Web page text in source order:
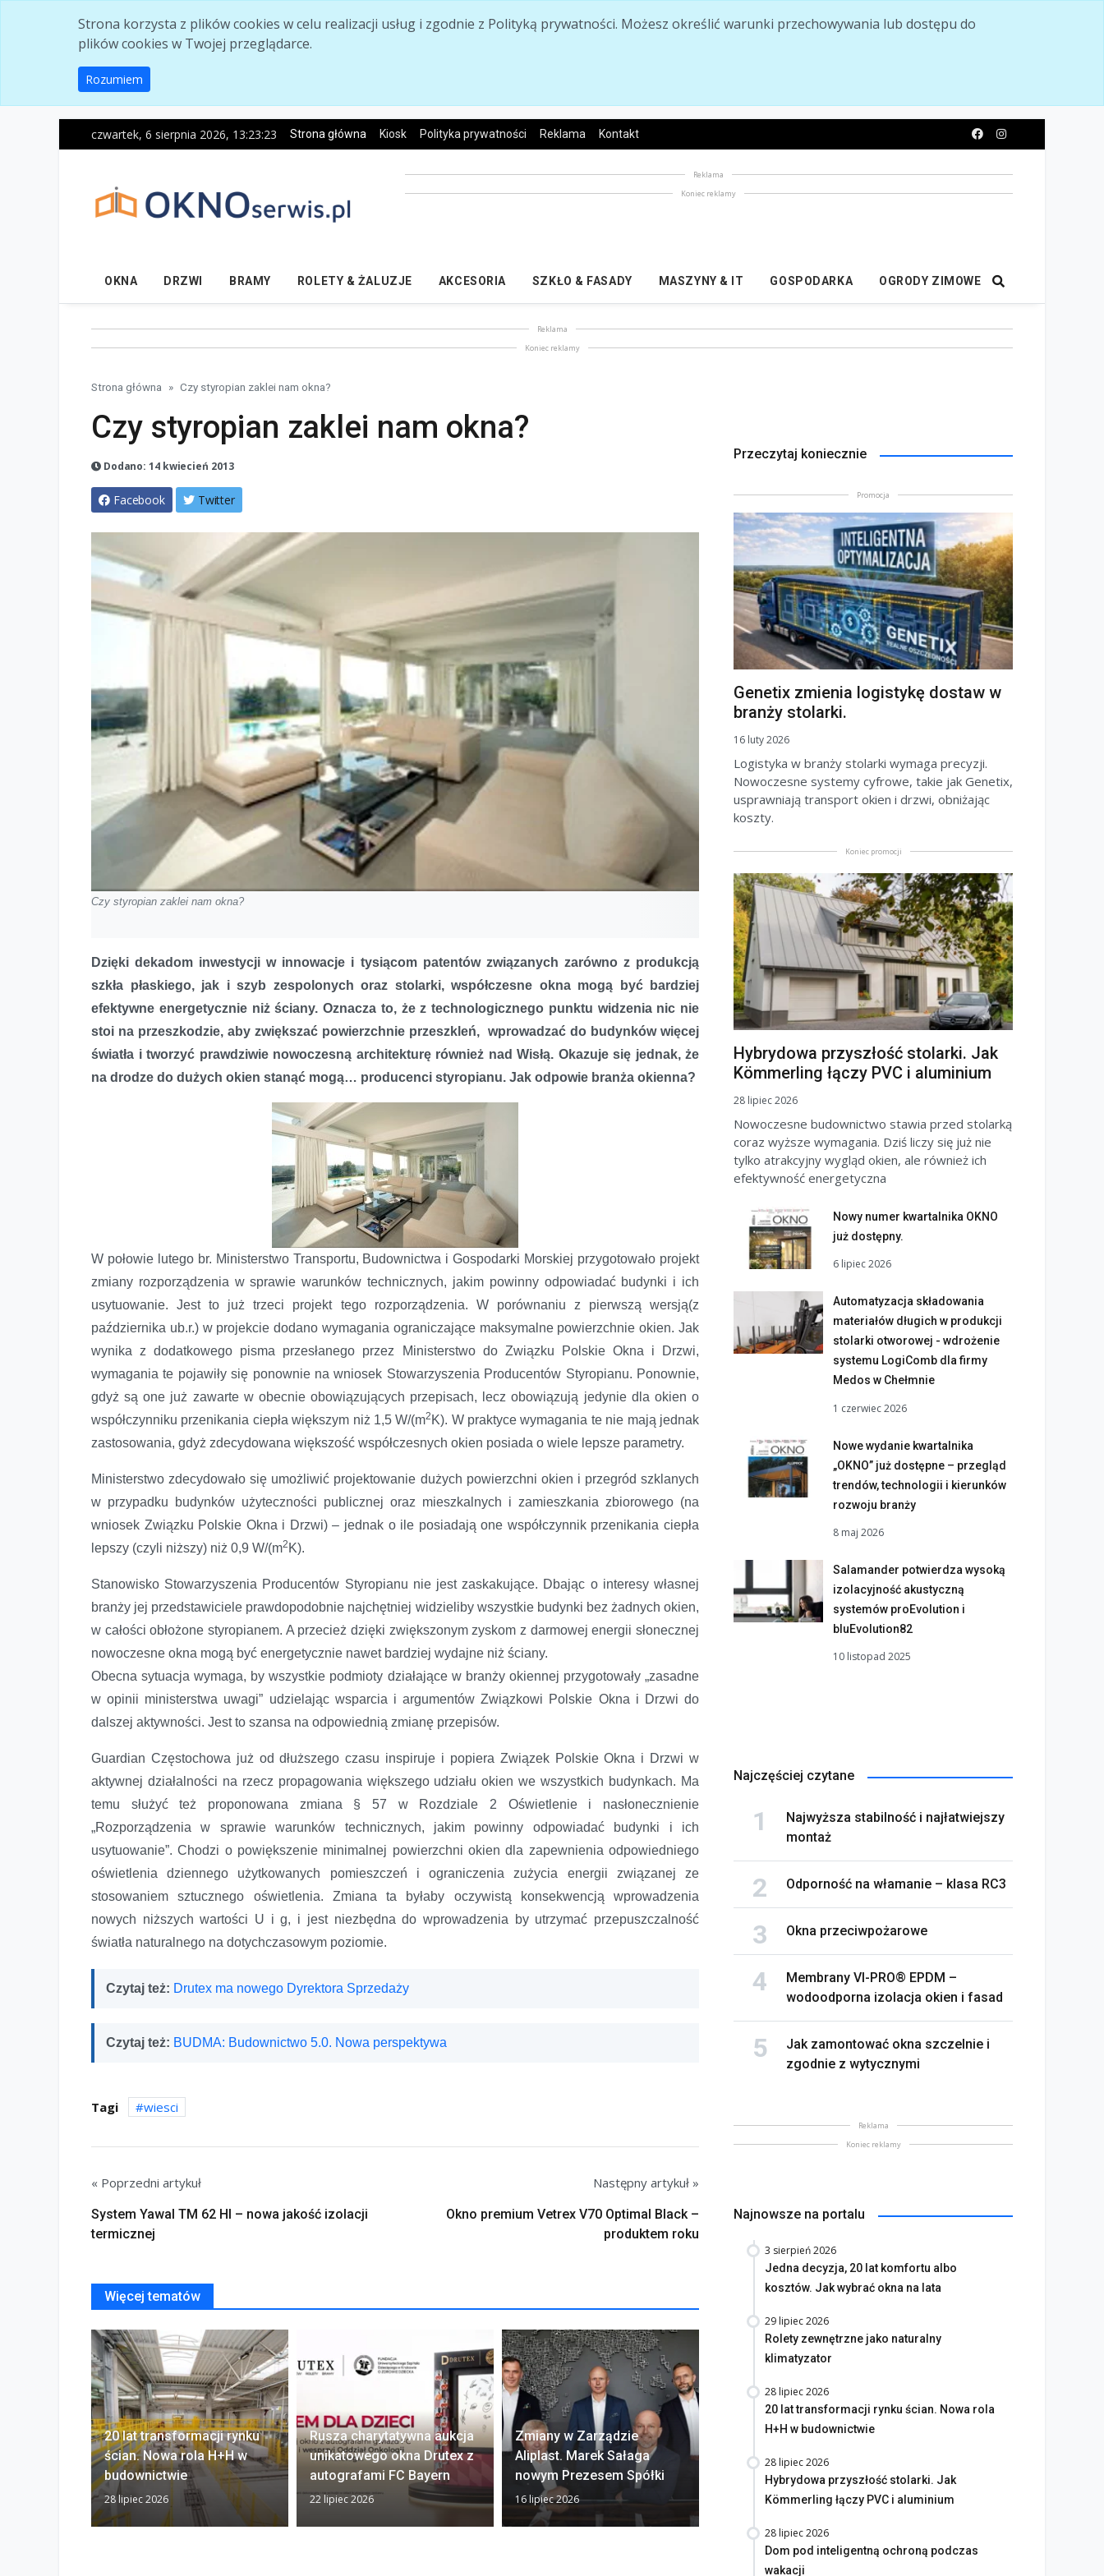
Strona korzysta z plików cookies w celu realizacji usług i zgodnie z Polityką prywatności. Możesz określić warunki przechowywania lub dostępu do
plików cookies w Twojej przeglądarce.
Rozumiem
czwartek, 6 sierpnia 2026, 13:23:24 Strona główna Kiosk Polityka prywatności Reklama Kontakt
Reklama
Koniec reklamy
OKNA DRZWI BRAMY ROLETY & ŻALUZJE AKCESORIA SZKŁO & FASADY MASZYNY & IT GOSPODARKA OGRODY ZIMOWE
Reklama
Koniec reklamy
Strona główna Czy styropian zaklei nam okna?
Czy styropian zaklei nam okna?
Dodano: 14 kwiecień 2013
Facebook Twitter
Czy styropian zaklei nam okna?
Dzięki dekadom inwestycji w innowacje i tysiącom patentów związanych zarówno z produkcją
szkła płaskiego, jak i szyb zespolonych oraz stolarki, współczesne okna mogą być bardziej
efektywne energetycznie niż ściany. Oznacza to, że z technologicznego punktu widzenia nic nie
stoi na przeszkodzie, aby zwiększać powierzchnie przeszkleń, wprowadzać do budynków więcej
światła i tworzyć prawdziwie nowoczesną architekturę również nad Wisłą. Okazuje się jednak, że
na drodze do dużych okien stanąć mogą… producenci styropianu. Jak odpowie branża okienna?
W połowie lutego br. Ministerstwo Transportu, Budownictwa i Gospodarki Morskiej przygotowało projekt
zmiany rozporządzenia w sprawie warunków technicznych, jakim powinny odpowiadać budynki i ich
usytuowanie. Jest to już trzeci projekt tego rozporządzenia. W porównaniu z pierwszą wersją(z
października ub.r.) w projekcie dodano wymagania ograniczające maksymalne powierzchnie okien. Jak
wynika z dodatkowego pisma przesłanego przez Ministerstwo do Związku Polskie Okna i Drzwi,
wymagania te pojawiły się ponownie na wniosek Stowarzyszenia Producentów Styropianu. Ponownie,
gdyż są one już zawarte w obecnie obowiązujących przepisach, lecz obowiązują jedynie dla okien o
współczynniku przenikania ciepła większym niż 1,5 W/(m2 K). W praktyce wymagania te nie mają jednak
zastosowania, gdyż zdecydowana większość współczesnych okien posiada o wiele lepsze parametry.
Ministerstwo zdecydowało się umożliwić projektowanie dużych powierzchni okien i przegród szklanych
w przypadku budynków użyteczności publicznej oraz mieszkalnych i zamieszkania zbiorowego (na
wniosek Związku Polskie Okna i Drzwi) – jednak o ile posiadają one współczynnik przenikania ciepła
lepszy (czyli niższy) niż 0,9 W/(m2 K).
Stanowisko Stowarzyszenia Producentów Styropianu nie jest zaskakujące. Dbając o interesy własnej
branży jej przedstawiciele prawdopodobnie najchętniej widzieliby wszystkie budynki bez żadnych okien,
w całości obłożone styropianem. A przecież dzięki zwiększonym zyskom z darmowej energii słonecznej
nowoczesne okna mogą być energetycznie nawet bardziej wydajne niż ściany.
Obecna sytuacja wymaga, by wszystkie podmioty działające w branży okiennej przygotowały „zasadne
w opinii ministerstwa uwagi” udzielając wsparcia i argumentów Związkowi Polskie Okna i Drzwi do
dalszej aktywności. Jest to szansa na odpowiednią zmianę przepisów.
Guardian Częstochowa już od dłuższego czasu inspiruje i popiera Związek Polskie Okna i Drzwi w
aktywnej działalności na rzecz propagowania większego udziału okien we wszystkich budynkach. Ma
temu służyć też proponowana zmiana § 57 w Rozdziale 2 Oświetlenie i nasłonecznienie
„Rozporządzenia w sprawie warunków technicznych, jakim powinny odpowiadać budynki i ich
usytuowanie”. Chodzi o powiększenie minimalnej powierzchni okien dla zapewnienia odpowiedniego
oświetlenia dziennego użytkowanych pomieszczeń i ograniczenia zużycia energii związanej ze
stosowaniem sztucznego oświetlenia. Zmiana ta byłaby oczywistą konsekwencją wprowadzenia
nowych niższych wartości U i g, i jest niezbędna do wprowadzenia by utrzymać przepuszczalność
światła naturalnego na dotychczasowym poziomie.
Czytaj też: Drutex ma nowego Dyrektora Sprzedaży
Czytaj też: BUDMA: Budownictwo 5.0. Nowa perspektywa
Tagi wiesci
« Poprzedni artykuł
System Yawal TM 62 HI – nowa jakość izolacji
termicznej
Następny artykuł »
Okno premium Vetrex V70 Optimal Black –
produktem roku
Więcej tematów
20 lat transformacji rynku
ścian. Nowa rola H+H w
budownictwie
28 lipiec 2026
Rusza charytatywna aukcja
unikatowego okna Drutex z
autografami FC Bayern
22 lipiec 2026
Zmiany w Zarządzie
Aliplast. Marek Sałaga
nowym Prezesem Spółki
16 lipiec 2026
Okna bez tajemnic. Na co
zwrócić uwagę przed
zakupem
13 lipiec 2026
nowy film wizerunkowy
13 lipiec 2026
Przeczytaj koniecznie
Promocja
Genetix zmienia logistykę dostaw w
branży stolarki.
16 luty 2026
Logistyka w branży stolarki wymaga precyzji.
Nowoczesne systemy cyfrowe, takie jak Genetix,
usprawniają transport okien i drzwi, obniżając
koszty.
Koniec promocji
Hybrydowa przyszłość stolarki. Jak
Kömmerling łączy PVC i aluminium
28 lipiec 2026
Nowoczesne budownictwo stawia przed stolarką
coraz wyższe wymagania. Dziś liczy się już nie
tylko atrakcyjny wygląd okien, ale również ich
efektywność energetyczna
Nowy numer kwartalnika OKNO
już dostępny.
6 lipiec 2026
Automatyzacja składowania
materiałów długich w produkcji
stolarki otworowej - wdrożenie
systemu LogiComb dla firmy
Medos w Chełmnie
1 czerwiec 2026
Nowe wydanie kwartalnika
„OKNO” już dostępne – przegląd
trendów, technologii i kierunków
rozwoju branży
8 maj 2026
Salamander potwierdza wysoką
izolacyjność akustyczną
systemów proEvolution i
bluEvolution82
10 listopad 2025
Najczęściej czytane
Najwyższa stabilność i najłatwiejszy
montaż
Odporność na włamanie – klasa RC3
Okna przeciwpożarowe
Membrany VI-PRO® EPDM –
wodoodporna izolacja okien i fasad
Jak zamontować okna szczelnie i
zgodnie z wytycznymi
Reklama
Koniec reklamy
Najnowsze na portalu
3 sierpień 2026
Jedna decyzja, 20 lat komfortu albo
kosztów. Jak wybrać okna na lata
29 lipiec 2026
Rolety zewnętrzne jako naturalny
klimatyzator
28 lipiec 2026
20 lat transformacji rynku ścian. Nowa rola
H+H w budownictwie
28 lipiec 2026
Hybrydowa przyszłość stolarki. Jak
Kömmerling łączy PVC i aluminium
28 lipiec 2026
Dom pod inteligentną ochroną podczas
wakacji